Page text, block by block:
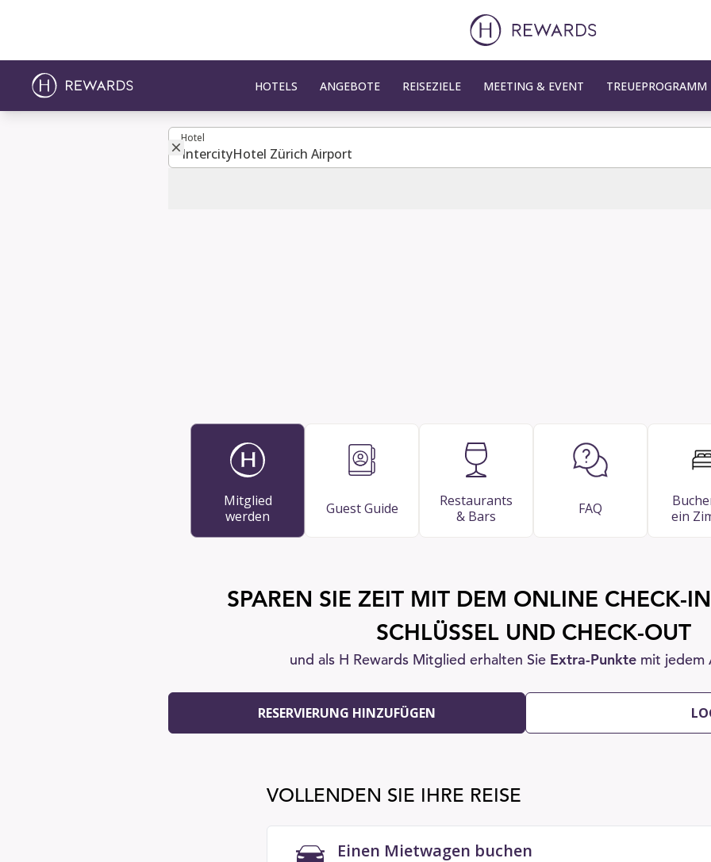
HOTELS ANGEBOTE REISEZIELE MEETING & EVENT TREUEPROGRAMM
Hotel
Hotel
Mitglied
werden
Guest Guide
Restaurants
& Bars
FAQ
ein
SPAREN SIE ZEIT MIT DEM ONLINE CHECK-
SCHLÜSSEL UND CHECK-OUT
und als H Rewards Mitglied erhalten Sie Extra-Punkte mit jedem
RESERVIERUNG HINZUFÜGEN
VOLLENDEN SIE IHRE REISE
Einen Mietwagen buchen